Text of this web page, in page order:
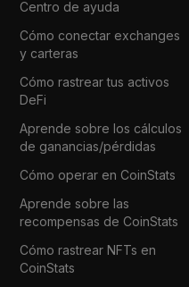
Centro de ayuda
Cómo conectar exchanges
y carteras
Cómo rastrear tus activos
DeFi
Aprende sobre los cálculos
de ganancias/pérdidas
Cómo operar en CoinStats
Aprende sobre las
recompensas de CoinStats
Cómo rastrear NFTs en
CoinStats